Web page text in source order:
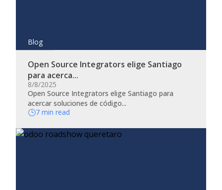
Blog
Open Source Integrators elige Santiago
para acerca...
8/8/2025
Open Source Integrators elige Santiago para
acercar soluciones de código...
7 min read